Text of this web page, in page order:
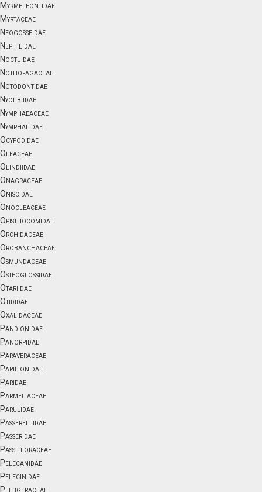
Myrmeleontidae
Myrtaceae
Neogosseidae
Nephilidae
Noctuidae
Nothofagaceae
Notodontidae
Nyctibiidae
Nymphaeaceae
Nymphalidae
Ocypodidae
Oleaceae
Olindiidae
Onagraceae
Oniscidae
Onocleaceae
Opisthocomidae
Orchidaceae
Orobanchaceae
Osmundaceae
Osteoglossidae
Otariidae
Otididae
Oxalidaceae
Pandionidae
Panorpidae
Papaveraceae
Papilionidae
Paridae
Parmeliaceae
Parulidae
Passerellidae
Passeridae
Passifloraceae
Pelecanidae
Pelecinidae
Peltigeraceae